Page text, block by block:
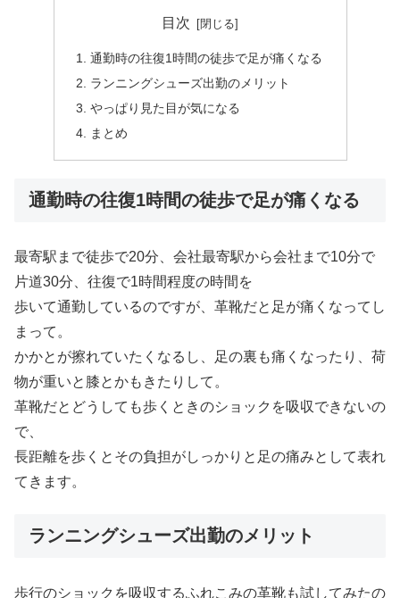
目次
通勤時の往復1時間の徒歩で足が痛くなる
ランニングシューズ出勤のメリット
やっぱり見た目が気になる
まとめ
通勤時の往復1時間の徒歩で足が痛くなる
最寄駅まで徒歩で20分、会社最寄駅から会社まで10分で
片道30分、往復で1時間程度の時間を
歩いて通勤しているのですが、革靴だと足が痛くなってし
まって。
かかとが擦れていたくなるし、足の裏も痛くなったり、荷
物が重いと膝とかもきたりして。
革靴だとどうしても歩くときのショックを吸収できないの
で、
長距離を歩くとその負担がしっかりと足の痛みとして表れ
てきます。
ランニングシューズ出勤のメリット
歩行のショックを吸収するふれこみの革靴も試してみたの